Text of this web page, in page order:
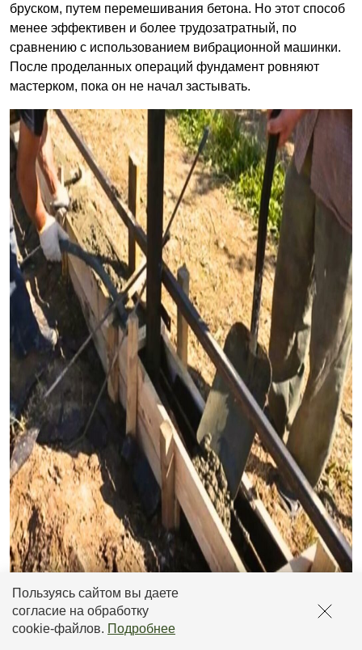
Пользуясь сайтом вы даете
согласие на обработку
cookie-файлов. Подробнее
бруском, путем перемешивания бетона. Но этот способ
менее эффективен и более трудозатратный, по
сравнению с использованием вибрационной машинки.
После проделанных операций фундамент ровняют
мастерком, пока он не начал застывать.
В процессе затвердевания бетонная лента нуждается в
поддержании оптимальной температуры и влажности.